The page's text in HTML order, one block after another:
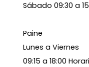
Sábado 09:30 a
Paine
Lunes a Viernes
09:15 a 18:00